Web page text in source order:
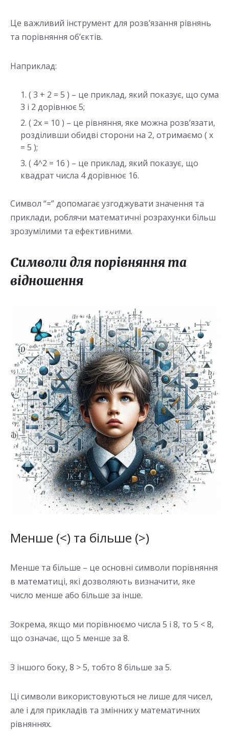
Це важливий інструмент для розв’язання рівнянь
та порівняння об’єктів.
Наприклад:
( 3 + 2 = 5 ) – це приклад, який показує, що сума
3 і 2 дорівнює 5;
( 2x = 10 ) – це рівняння, яке можна розв’язати,
розділивши обидві сторони на 2, отримаємо ( x
= 5 );
( 4^2 = 16 ) – це приклад, який показує, що
квадрат числа 4 дорівнює 16.
Символ “=” допомагає узгоджувати значення та
приклади, роблячи математичні розрахунки більш
зрозумілими та ефективними.
Символи для порівняння та
відношення
Менше (<) та більше (>)
Менше та більше – це основні символи порівняння
в математиці, які дозволяють визначити, яке
число менше або більше за інше.
Зокрема, якщо ми порівнюємо числа 5 і 8, то 5 < 8,
що означає, що 5 менше за 8.
З іншого боку, 8 > 5, тобто 8 більше за 5.
Ці символи використовуються не лише для чисел,
але і для прикладів та змінних у математичних
рівняннях.